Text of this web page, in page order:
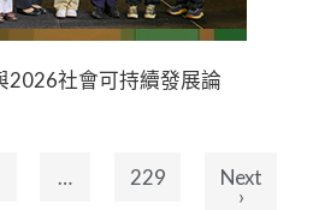
2026社會可持續發展論
… 229 Next
›